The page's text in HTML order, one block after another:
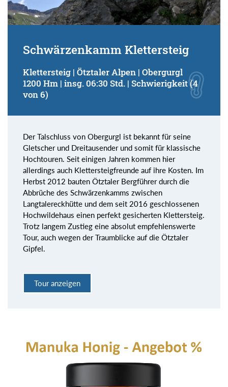
Schwärzenkamm Klettersteig
Klettersteig | Ötztaler Alpen | Obergurgl
1200 Hm | insg. 06:30 Std. | Schwierigkeit (4
von 6)
Der Talschluss von Obergurgl ist bekannt für seine
Gletscher und Dreitausender und somit für klassische
Hochtouren. Seit einigen Jahren kommen hier
allerdings auch Klettersteigfreunde auf ihre Kosten. Im
Herbst 2012 bauten Ötztaler Bergführer durch die
Abbrüche des Schwärzenkamms zwischen
Langtalereckhütte und dem seit 2016 geschlossenen
Hochwildehaus einen perfekt gesicherten Klettersteig.
Trotz langem Zustieg eine absolut empfehlenswerte
Tour, auch wegen der Traumblicke auf die Ötztaler
Gipfel.
Tour anzeigen